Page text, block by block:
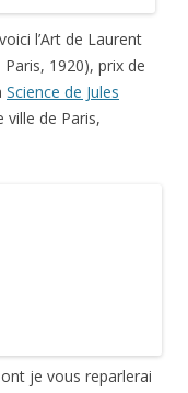
à ses pieds.
et expositions